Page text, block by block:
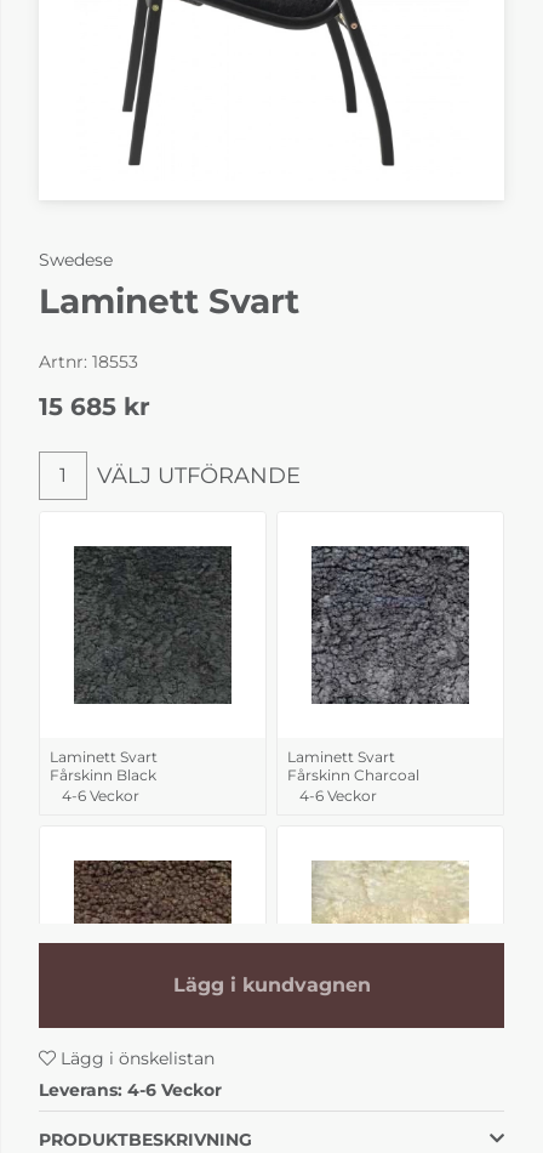
Swedese
Laminett Svart
Artnr: 18553
15 685 kr
Välj utförande
1 VÄLJ UTFÖRANDE
Laminett Svart
Fårskinn Black
4-6 Veckor
Laminett Svart
Fårskinn Charcoal
4-6 Veckor
Laminett Svart
Fårskinn Espresso
4-6 Veckor
4-6 Veckor
Lägg i kundvagnen
Lägg i önskelistan
Leverans: 4-6 Veckor
PRODUKTBESKRIVNING